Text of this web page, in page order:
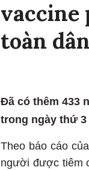
vaccine
toàn
Đã có thêm 433
trong ngày thứ 3
Theo báo cáo
người được tiêm